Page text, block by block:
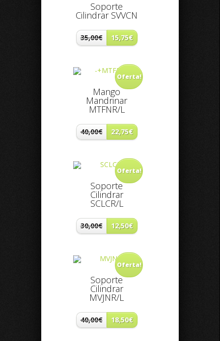
Soporte
Cilindrar SVVCN
35,00€ 15,75€
Oferta!
Mango
Mandrinar
MTFNR/L
40,00€ 22,75€
Oferta!
Soporte
Cilindrar
SCLCR/L
30,00€ 12,50€
Oferta!
Soporte
Cilindrar
MVJNR/L
40,00€ 18,50€